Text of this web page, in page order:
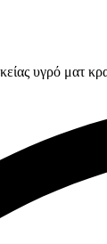
υγρό ματ